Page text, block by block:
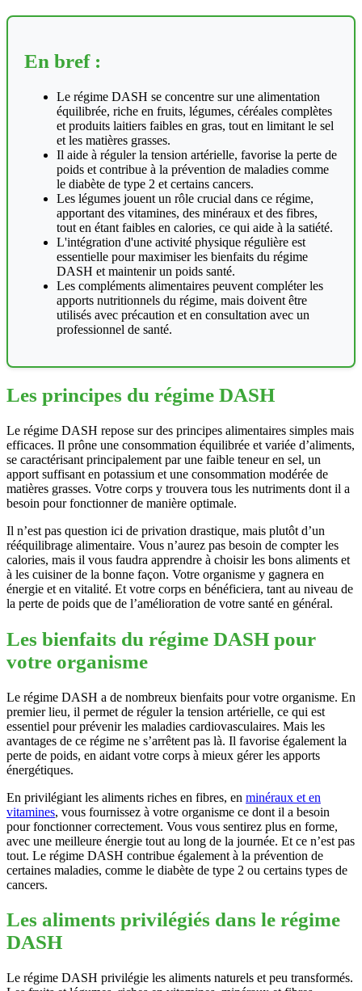
En bref :
Le régime DASH se concentre sur une alimentation
équilibrée, riche en fruits, légumes, céréales complètes
et produits laitiers faibles en gras, tout en limitant le sel
et les matières grasses.
Il aide à réguler la tension artérielle, favorise la perte de
poids et contribue à la prévention de maladies comme
le diabète de type 2 et certains cancers.
Les légumes jouent un rôle crucial dans ce régime,
apportant des vitamines, des minéraux et des fibres,
tout en étant faibles en calories, ce qui aide à la satiété.
L'intégration d'une activité physique régulière est
essentielle pour maximiser les bienfaits du régime
DASH et maintenir un poids santé.
Les compléments alimentaires peuvent compléter les
apports nutritionnels du régime, mais doivent être
utilisés avec précaution et en consultation avec un
professionnel de santé.
Les principes du régime DASH
Le régime DASH repose sur des principes alimentaires simples mais
efficaces. Il prône une consommation équilibrée et variée d’aliments,
se caractérisant principalement par une faible teneur en sel, un
apport suffisant en potassium et une consommation modérée de
matières grasses. Votre corps y trouvera tous les nutriments dont il a
besoin pour fonctionner de manière optimale.
Il n’est pas question ici de privation drastique, mais plutôt d’un
rééquilibrage alimentaire. Vous n’aurez pas besoin de compter les
calories, mais il vous faudra apprendre à choisir les bons aliments et
à les cuisiner de la bonne façon. Votre organisme y gagnera en
énergie et en vitalité. Et votre corps en bénéficiera, tant au niveau de
la perte de poids que de l’amélioration de votre santé en général.
Les bienfaits du régime DASH pour
votre organisme
Le régime DASH a de nombreux bienfaits pour votre organisme. En
premier lieu, il permet de réguler la tension artérielle, ce qui est
essentiel pour prévenir les maladies cardiovasculaires. Mais les
avantages de ce régime ne s’arrêtent pas là. Il favorise également la
perte de poids, en aidant votre corps à mieux gérer les apports
énergétiques.
En privilégiant les aliments riches en fibres, en minéraux et en
vitamines, vous fournissez à votre organisme ce dont il a besoin
pour fonctionner correctement. Vous vous sentirez plus en forme,
avec une meilleure énergie tout au long de la journée. Et ce n’est pas
tout. Le régime DASH contribue également à la prévention de
certaines maladies, comme le diabète de type 2 ou certains types de
cancers.
Les aliments privilégiés dans le régime
DASH
Le régime DASH privilégie les aliments naturels et peu transformés.